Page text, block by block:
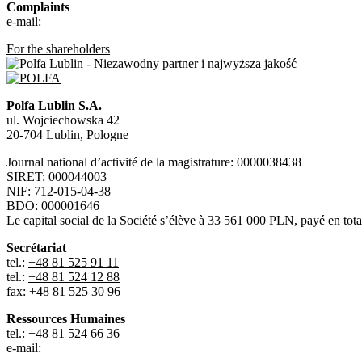
Complaints
e-mail:
For the shareholders
Polfa Lublin S.A.
ul. Wojciechowska 42
20-704 Lublin, Pologne
Journal national d’activité de la magistrature: 0000038438
SIRET: 000044003
NIF: 712-015-04-38
BDO: 000001646
Le capital social de la Société s’élève à 33 561 000 PLN, payé en
Secrétariat
tel.: +48 81 525 91 11
tel.: +48 81 524 12 88
fax: +48 81 525 30 96
Ressources Humaines
tel.: +48 81 524 66 36
e-mail: